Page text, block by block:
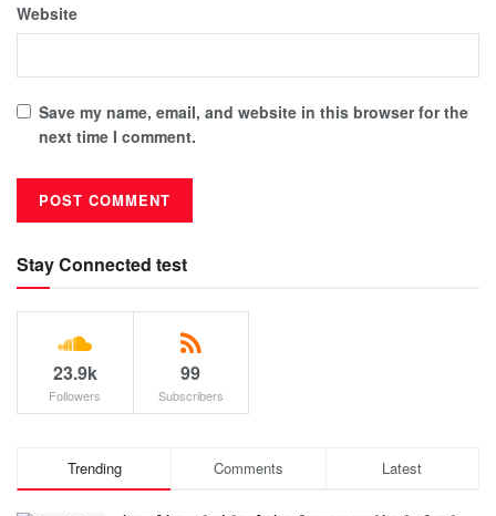
Website
Save my name, email, and website in this browser for the
next time I comment.
Stay Connected test
23.9k
Followers
99
Subscribers
Trending Comments Latest